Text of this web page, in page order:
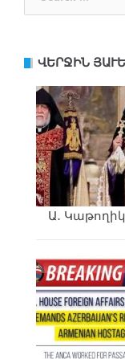
ՎԵՐՋԻՆ
Ա․